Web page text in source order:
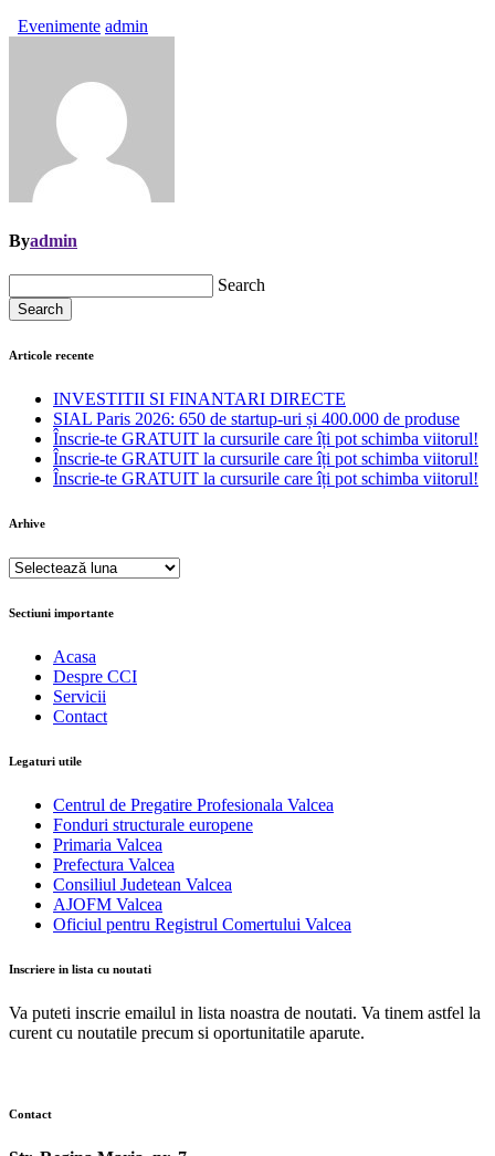
Evenimente admin
Byadmin
Search
Search
Articole recente
INVESTITII SI FINANTARI DIRECTE
SIAL Paris 2026: 650 de startup-uri și 400.000 de produse
Înscrie-te GRATUIT la cursurile care îți pot schimba viitorul!
Înscrie-te GRATUIT la cursurile care îți pot schimba viitorul!
Înscrie-te GRATUIT la cursurile care îți pot schimba viitorul!
Arhive
Arhive
Sectiuni importante
Acasa
Despre CCI
Servicii
Contact
Legaturi utile
Centrul de Pregatire Profesionala Valcea
Fonduri structurale europene
Primaria Valcea
Prefectura Valcea
Consiliul Judetean Valcea
AJOFM Valcea
Oficiul pentru Registrul Comertului Valcea
Inscriere in lista cu noutati
Va puteti inscrie emailul in lista noastra de noutati. Va tinem astfel la
curent cu noutatile precum si oportunitatile aparute.
Contact